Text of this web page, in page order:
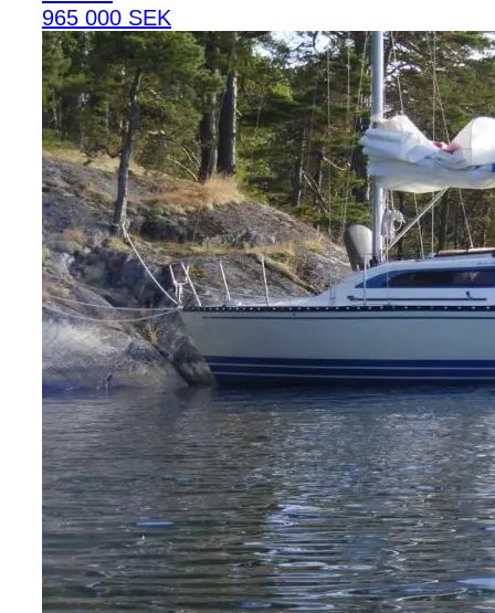
965 000 SEK